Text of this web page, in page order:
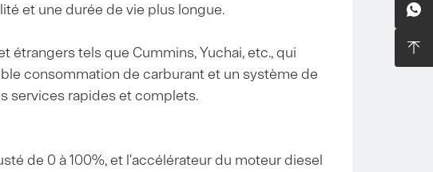


et une durée de vie plus longue.
tels que Cummins, Yuchai, etc., qui
consommation de carburant et un système de
services rapides et complets.
de 0 à 100%, et l'accélérateur du moteur diesel